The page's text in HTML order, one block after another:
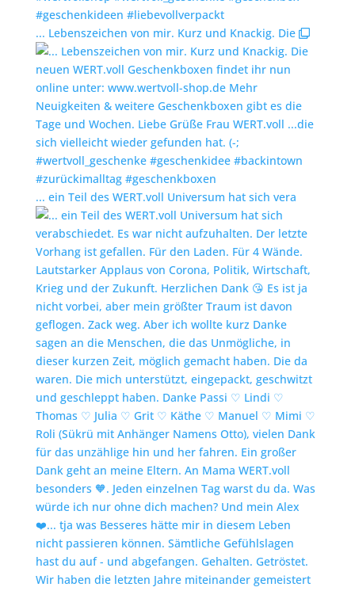
... Lebenszeichen von mir. Kurz und Knackig. Die
... ein Teil des WERT.voll Universum hat sich vera